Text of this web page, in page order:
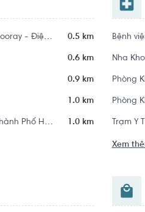
Trường Mầm non Song Ngữ Hooray - Điện Biên Phủ 0.5 km
0.6 km
0.9 km
1.0 km
Trường Đại học Công Nghệ Thành Phố Hồ Chí Minh - HUTECH 1.0 km
Nha
Phòng
Trạm Y
Xem